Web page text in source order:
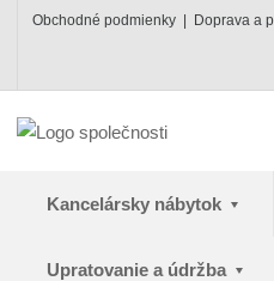
Obchodné podmienky Doprava a
Kancelársky nábytok
Upratovanie a údržba